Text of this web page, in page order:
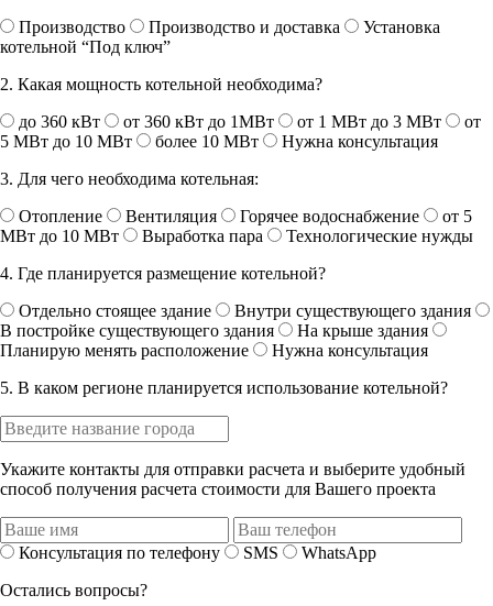
Производство
Производство и доставка
Установка
котельной “Под ключ”
2. Какая мощность котельной необходима?
до 360 кВт
от 360 кВт до 1МВт от 1 МВт до 3 МВт
от
5 МВт до 10 МВт
более 10 МВт
Нужна консультация
3. Для чего необходима котельная:
Отопление
Вентиляция Горячее водоснабжение
от 5
МВт до 10 МВт
Выработка пара
Технологические нужды
4. Где планируется размещение котельной?
Отдельно стоящее здание
Внутри существующего здания
В постройке существующего здания
На крыше здания
Планирую менять расположение
Нужна консультация
5. В каком регионе планируется использование котельной?
Укажите контакты для отправки расчета и выберите удобный
способ получения расчета стоимости для Вашего проекта
Консультация по телефону SMS
WhatsApp
Остались вопросы?